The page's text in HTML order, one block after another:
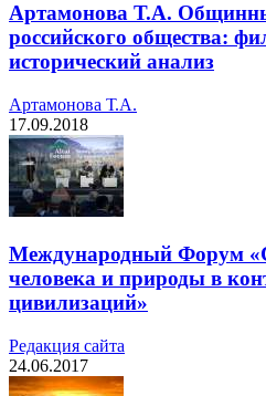
Артамонова Т.А.
российского общества:
исторический анализ
Артамонова Т.А.
17.09.2018
Международный Форум
человека и природы в
цивилизаций»
Редакция cайта
24.06.2017